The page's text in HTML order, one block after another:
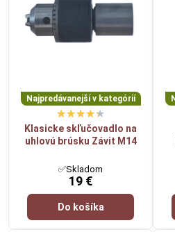
Najpredávanejší v kategórií
Klasicke skľučovadlo na
uhlovú brúsku Závit M14
✅Skladom
19 €
Do košíka